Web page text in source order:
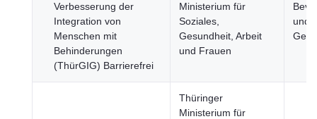
Verbesserung der
Integration von
Menschen mit
Behinderungen
(ThürGIG) Barrierefrei
Ministerium für
Soziales,
Gesundheit, Arbeit
und Frauen
und
Thüringer
Ministerium für